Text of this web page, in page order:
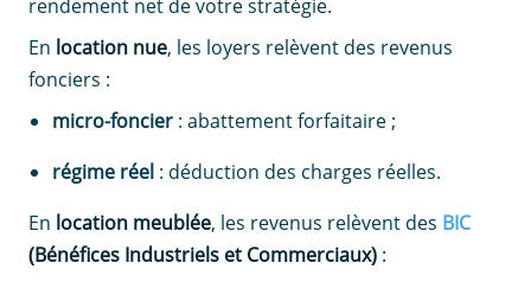
rendement net de votre stratégie.
En location nue, les loyers relèvent des revenus
fonciers :
micro-foncier : abattement forfaitaire ;
régime réel : déduction des charges réelles.
En location meublée, les revenus relèvent des BIC
(Bénéfices Industriels et Commerciaux) :